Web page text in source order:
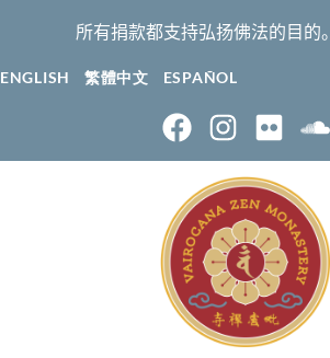
所有捐款都支持弘扬佛法的目的。
ENGLISH 繁體中文 ESPAÑOL